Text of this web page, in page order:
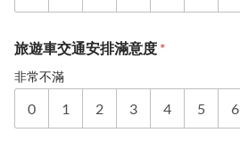
旅遊車交通安排滿意度 *
非常不滿
0 1 2 3 4 5 6